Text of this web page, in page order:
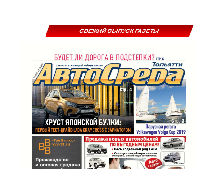
СВЕЖИЙ ВЫПУСК ГАЗЕТЫ